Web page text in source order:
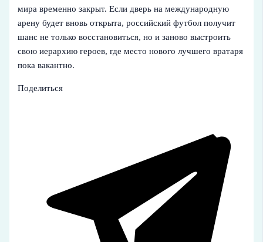
мира временно закрыт. Если дверь на международную
арену будет вновь открыта, российский футбол получит
шанс не только восстановиться, но и заново выстроить
свою иерархию героев, где место нового лучшего вратаря
пока вакантно.
Поделиться